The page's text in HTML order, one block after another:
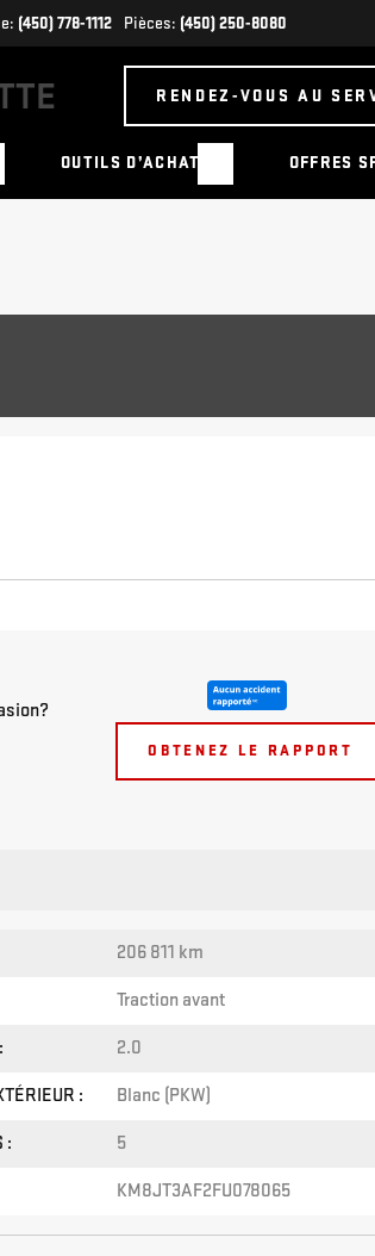
(450) 778-1112 Pièces: (450) 250-8080
RENDEZ-VOUS AU
OUTILS D’ACHAT OFFRES
OBTENEZ LE RAPPORT
206 811 km
Traction avant
2.0
: Blanc (PKW)
: 5
KM8JT3AF2FU078065